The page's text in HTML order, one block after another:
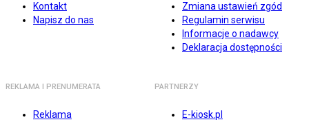
Kontakt
Napisz do nas
Zmiana ustawień zgód
Regulamin serwisu
Informacje o nadawcy
Deklaracja dostępności
REKLAMA I PRENUMERATA
Reklama
PARTNERZY
E-kiosk.pl